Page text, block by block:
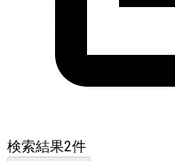
検索結果2件